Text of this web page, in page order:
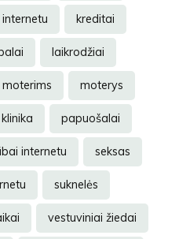
kreditai
laikrodžiai
moterims moterys
papuošalai
internetu seksas
suknelės
vestuviniai žiedai